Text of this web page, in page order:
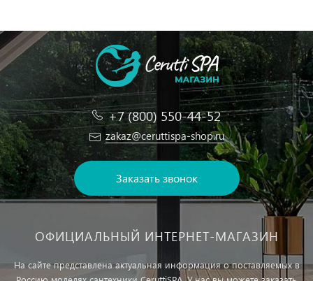
+7 (800) 550-44-52
zakaz@ceruttispa-shop.ru
Заказать звонок
ОФИЦИАЛЬНЫЙ ИНТЕРНЕТ-МАГАЗИН
На сайте представлена актуальная информация о поставляемых в